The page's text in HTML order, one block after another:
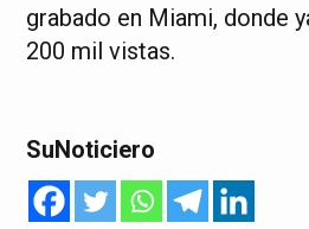
grabado en Miami, donde
200 mil vistas.
SuNoticiero